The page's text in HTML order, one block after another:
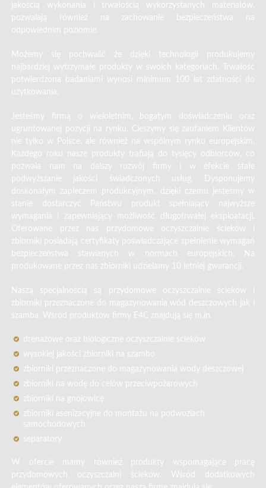
jakością wykonania i trwałością wykorzystanych materiałów,
pozwalają również na zachowanie bezpieczeństwa na
odpowiednim poziomie.
Możemy się pochwalić że dzięki technologii produkujemy
najbardziej wytrzymałe produkty w swoich kategoriach. Trwałość
potwierdzona badaniami wynosi minimum 100 lat zdatności do
użytkowania.
Jesteśmy firmą o wieloletnim, bogatym doświadczeniu oraz
ugruntowanej pozycji na rynku. Cieszymy się zaufaniem Klientów
nie tylko w Polsce, ale również na wspólnym rynku europejskim.
Każdego roku nasze produkty trafiają do tysięcy odbiorców, co
pozwala nam na dalszy rozwój firmy i w efekcie stałe
podwyższanie jakości świadczonych usług. Dysponujemy
doskonałym zapleczem produkcyjnym, dzięki czemu jesteśmy w
stanie dostarczyć Państwu produkt spełniający najwyższe
wymagania i zapewniający możliwość długotrwałej eksploatacji.
Oferowane przez nas przydomowe oczyszczalnie ścieków i
zbiorniki posiadają certyfikaty poświadczające spełnienie wymagań
bezpieczeństwa stawianych w normach europejskich. Na
produkowane przez nas zbiorniki udzielamy 10 letniej gwarancji.
Naszą specjalnością są przydomowe oczyszczalnie ścieków i
zbiorniki przeznaczone do magazynowania wód deszczowych jak i
szamba. Wśród produktów firmy E4C znajdują się m.in.
drenażowe oraz biologiczne oczyszczalnie ścieków
wysokiej jakości zbiorniki na szambo
zbiorniki przeznaczone do magazynowania wody deszczowej
zbiorniki na wodę do celów przeciwpożarowych
zbiorniki na gnojowicę
zbiorniki asenizacyjne do montażu na podwoziach
samochodowych
separatory
W ofercie mamy również produkty wspomagające pracę
przydomowych oczyszczalni ścieków. Wśród dodatkowych